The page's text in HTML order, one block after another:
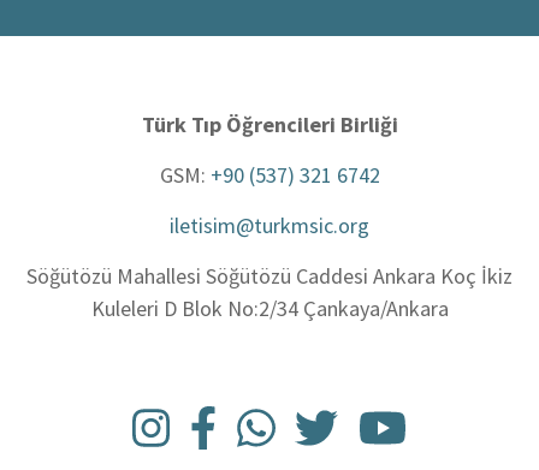
Türk Tıp Öğrencileri Birliği
GSM: +90 (537) 321 6742
iletisim@turkmsic.org
Söğütözü Mahallesi Söğütözü Caddesi Ankara Koç İkiz
Kuleleri D Blok No:2/34 Çankaya/Ankara